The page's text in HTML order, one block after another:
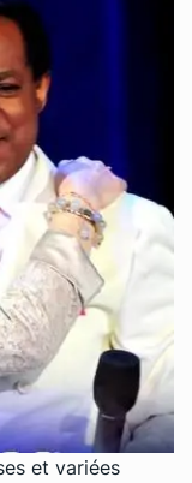
et variées